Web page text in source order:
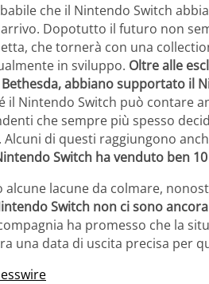
che il Nintendo Switch
Dopotutto il futuro non
che tornerà con una
in sviluppo. Oltre alle
abbiano supportato il
il Nintendo Switch può contare
che sempre più spesso
di questi raggiungono
Switch ha venduto ben
alcune lacune da colmare,
Switch non ci sono
ha promesso che la
una data di uscita precisa per